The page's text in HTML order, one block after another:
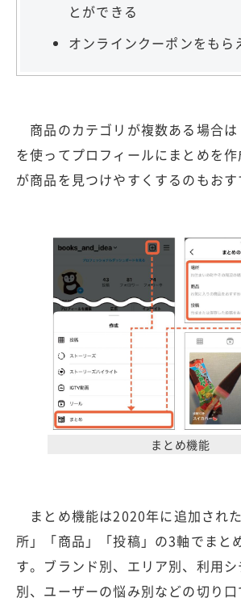
とができる
オンラインクーポンをもら
商品のカテゴリが複数ある場合は
を使ってプロフィールにまとめを
が商品を見つけやすくするのもおす
まとめ機能
まとめ機能は2020年に追加され
所」「商品」「投稿」の3軸でまと
す。ブランド別、エリア別、利用
別、ユーザーの悩み別などの切り